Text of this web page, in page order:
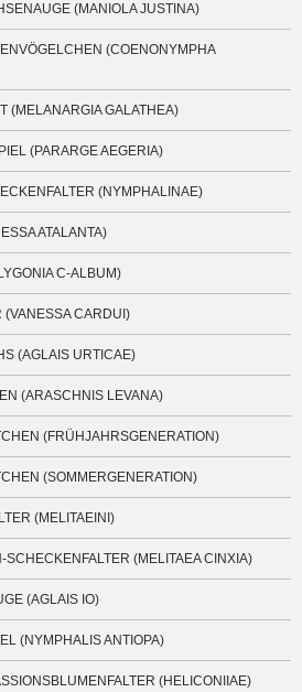
(MANIOLA JUSTINA)
(COENONYMPHA
(MELANARGIA GALATHEA)
(PARARGE AEGERIA)
(NYMPHALINAE)
ATALANTA)
C-ALBUM)
(VANESSA CARDUI)
(AGLAIS URTICAE)
(ARASCHNIS LEVANA)
(FRÜHJAHRSGENERATION)
(SOMMERGENERATION)
(MELITAEINI)
SCHECKENFALTER (MELITAEA CINXIA)
(AGLAIS IO)
(NYMPHALIS ANTIOPA)
(HELICONIIAE)